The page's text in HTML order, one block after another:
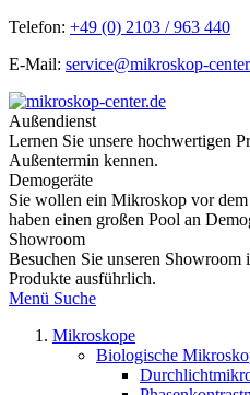
Telefon: +49 (0) 2103 / 963 440
E-Mail: service@mikroskop-
Außendienst
Lernen Sie unsere hochwertigen
Außentermin kennen.
Demogeräte
Sie wollen ein Mikroskop vor
haben einen großen Pool an
Showroom
Besuchen Sie unseren Showroom
Produkte ausführlich.
Menü Suche
Mikroskope
Biologische